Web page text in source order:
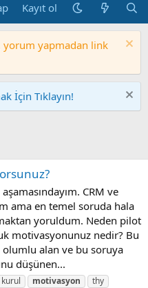
Kayıt ol
yorum yapmadan link
İçin Tıklayın!
CRM ve
ama en temel soruda hala
yoruldum. Neden pilot
motivasyonunuz nedir? Bu
alan ve bu soruya
düşünen...
kurul motivasyon thy